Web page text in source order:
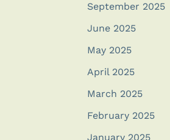
September 2025
June 2025
May 2025
April 2025
March 2025
February 2025
January 2025